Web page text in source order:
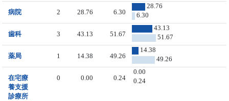
病院 2 28.76 6.30
28.76
6.30
歯科 3 43.13 51.67
43.13
51.67
薬局 1 14.38 49.26
14.38
49.26
在宅療
養支援
診療所
0 0.00 0.24
0.00
0.24